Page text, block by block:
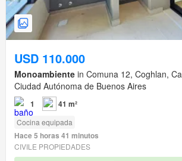
USD 110.000
Monoambiente in Comuna 12, Coghlan,
Ciudad Autónoma de Buenos Aires
1 41 m²
Cocina equipada
Hace 5 horas 41 minutos
CIVILE PROPIEDADES